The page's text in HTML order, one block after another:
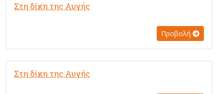
Στη δίκη της Αυγής
Προβολή
Στη δίκη της Αυγής